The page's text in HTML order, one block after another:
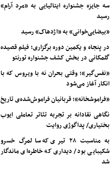
سه جایزه جشنواره ایتالیایی به «مرد آرام»
رسید
«بیضایی‌خوانی» به «اژدهاک» رسید
در پنجاه و یکمین دوره برگزاری؛ فیلم قصیده
گلمکانی در بخش کشف جشنواره تورنتو
«نفس‌گیر»؛ وقتی بحران نه با ویروس که با
انکار آغاز می‌شود
«فراموشخانه»؛ قربانیان فراموش‌شده‌ی تاریخ
نگاهی نقادانه بر تجربه تئاتر تعاملی ایوب
بختیاری/ پداگوژی روایت
به مناسبت ۲۸ تیری که سالمرگ خسرو
شکیبایی بود/ دیداری که خاطره‌ای ماندگار
شد